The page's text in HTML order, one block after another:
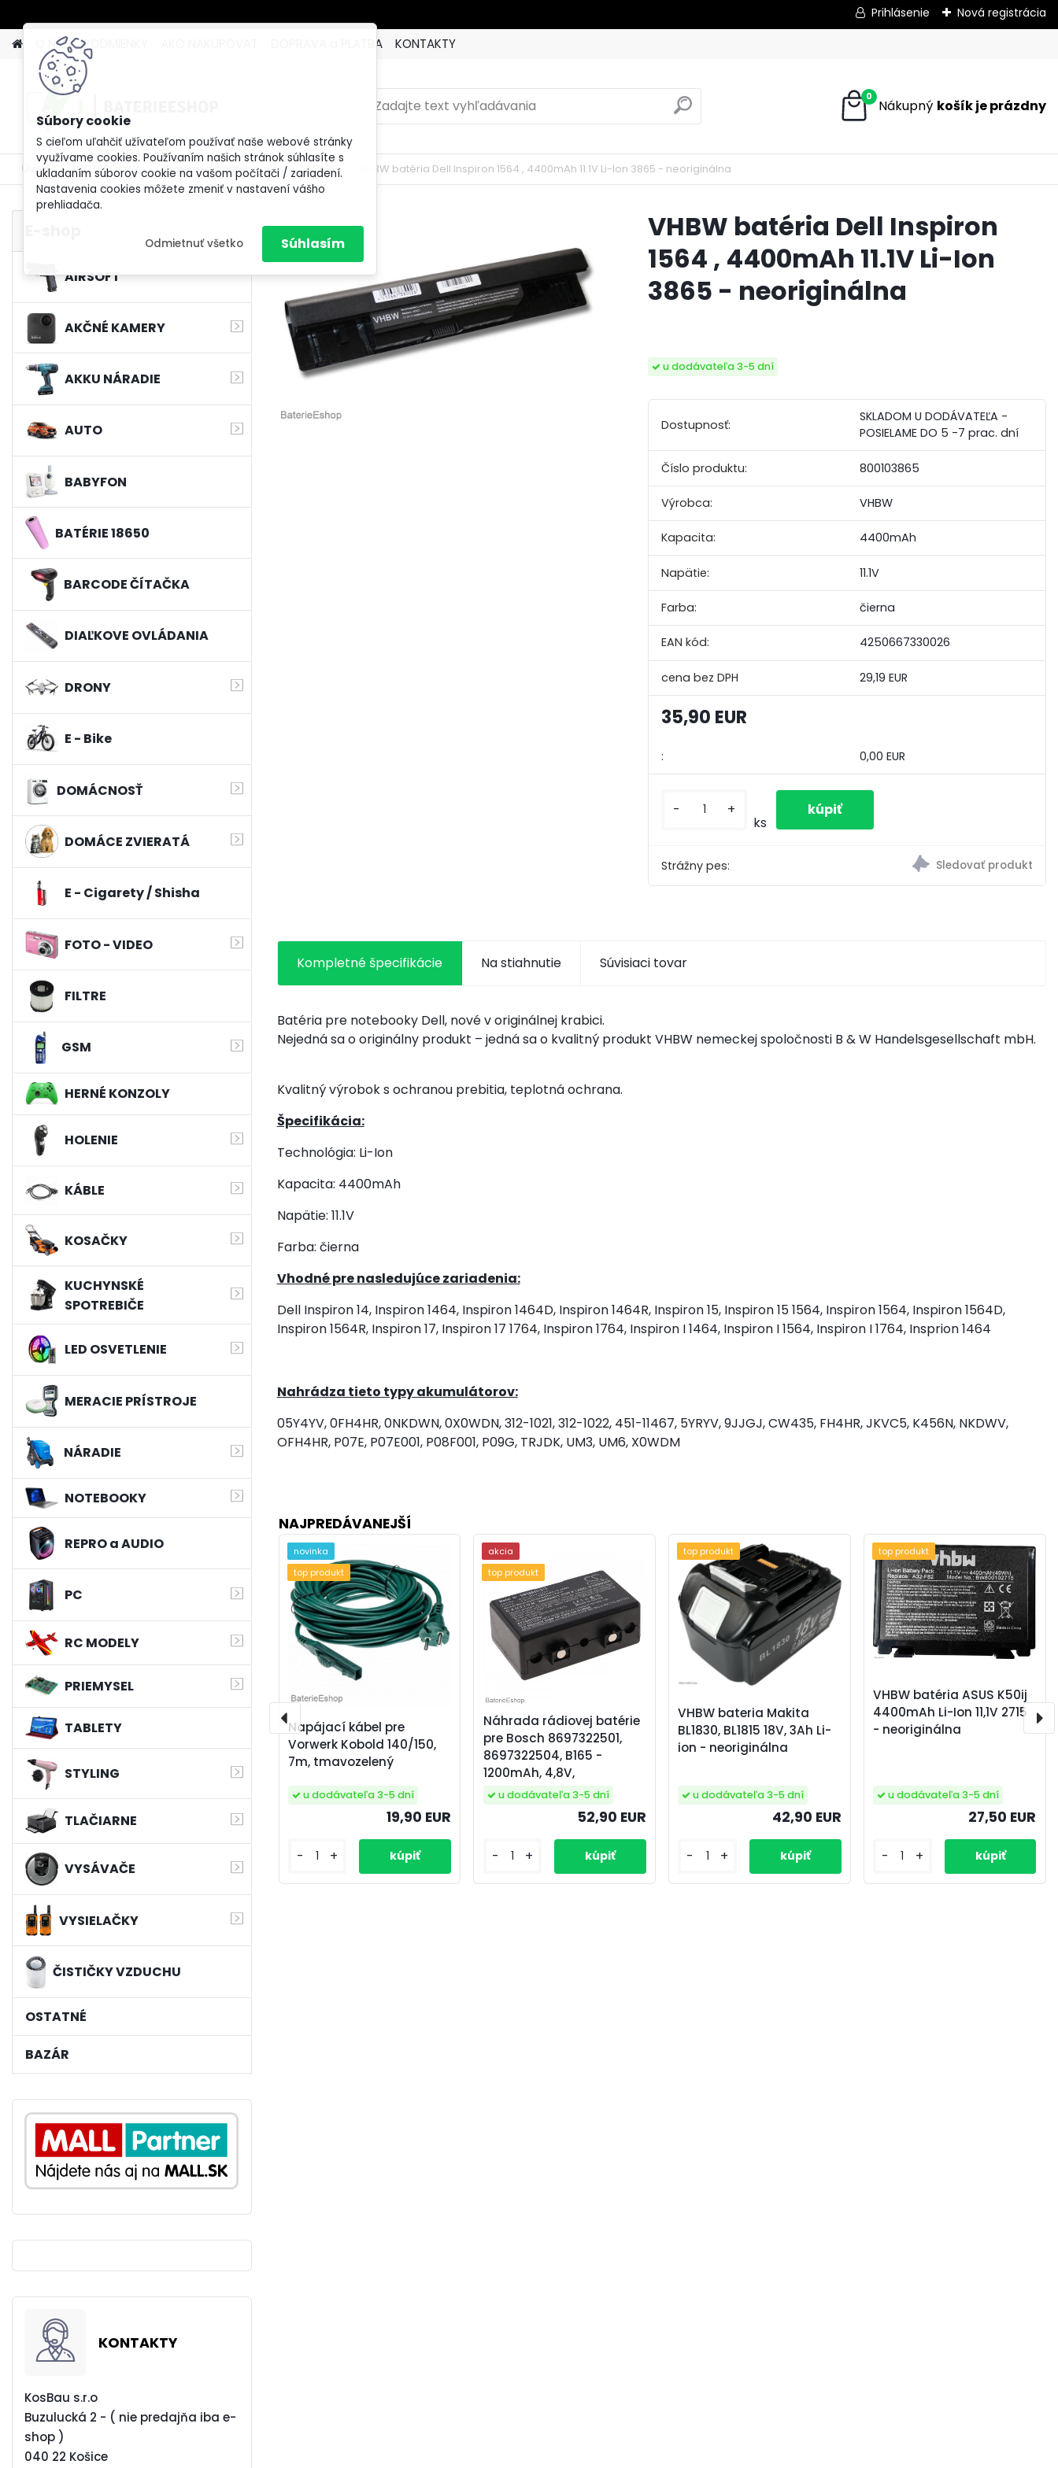
S cieľom uľahčiť užívateľom používať naše webové stránky
využívame cookies. Používaním našich stránok súhlasíte s
ukladaním súborov cookie na vašom počítači / zariadení.
Nastavenia cookies môžete zmeniť v nastavení vášho
prehliadača.
Odmietnuť všetko Súhlasím
Prihlásenie Nová registrácia
O NÁS PODMIENKY DOPRAVA a PLATBA KONTAKTY
0
Úvod NOTEBOOKY Batérie do notebookov Dell VHBW batéria Dell Inspiron 1564 , 4400mAh 11.1V Li-Ion 3865 - neoriginálna
AIRSOFT
AKČNÉ KAMERY
AKKU NÁRADIE
AUTO
BABYFON
BATÉRIE 18650
BARCODE ČÍTAČKA
DIAĽKOVE OVLÁDANIA
DRONY
E - Bike
DOMÁCNOSŤ
DOMÁCE ZVIERATÁ
E - Cigarety / Shisha
FOTO - VIDEO
FILTRE
GSM
HERNÉ KONZOLY
HOLENIE
KÁBLE
KOSAČKY
KUCHYNSKÉ
SPOTREBIČE
LED OSVETLENIE
MERACIE PRÍSTROJE
NÁRADIE
NOTEBOOKY
REPRO a AUDIO
PC
RC MODELY
PRIEMYSEL
TABLETY
STYLING
TLAČIARNE
VYSÁVAČE
VYSIELAČKY
ČISTIČKY VZDUCHU
OSTATNÉ
BAZÁR
KONTAKTY
KosBau s.r.o
Buzulucká 2 - ( nie predajňa iba e-
shop )
040 22 Košice
VHBW batéria Dell Inspiron
1564 , 4400mAh 11.1V Li-Ion
3865 - neoriginálna
u dodávateľa 3-5 dní
Dostupnosť:
SKLADOM U DODÁVATEĽA -
POSIELAME DO 5 -7 prac. dní
Číslo produktu: 800103865
Výrobca: VHBW
Kapacita: 4400mAh
Napätie: 11.1V
Farba: čierna
EAN kód: 4250667330026
29,19 EUR
35,90 EUR
: 0,00 EUR
Strážny pes:
- +
ks
Kompletné špecifikácie Na stiahnutie Súvisiaci tovar
Batéria pre notebooky Dell, nové v originálnej krabici.
Nejedná sa o originálny produkt – jedná sa o kvalitný produkt VHBW nemeckej spoločnosti B & W Handelsgesellschaft mbH.
Kvalitný výrobok s ochranou prebitia, teplotná ochrana.
Špecifikácia:
Technológia: Li-Ion
Kapacita: 4400mAh
Napätie: 11.1V
Farba: čierna
Vhodné pre nasledujúce zariadenia:
Dell Inspiron 14, Inspiron 1464, Inspiron 1464D, Inspiron 1464R, Inspiron 15, Inspiron 15 1564, Inspiron 1564, Inspiron 1564D,
Inspiron 1564R, Inspiron 17, Inspiron 17 1764, Inspiron 1764, Inspiron I 1464, Inspiron I 1564, Inspiron I 1764, Insprion 1464
Nahrádza tieto typy akumulátorov:
05Y4YV, 0FH4HR, 0NKDWN, 0X0WDN, 312-1021, 312-1022, 451-11467, 5YRYV, 9JJGJ, CW435, FH4HR, JKVC5, K456N, NKDWV,
OFH4HR, P07E, P07E001, P08F001, P09G, TRJDK, UM3, UM6, X0WDM
NAJPREDÁVANEJŠÍ
Napájací kábel pre
Vorwerk Kobold 140/150,
7m, tmavozelený
19,90 EUR
- +
u dodávateľa 3-5 dní
novinka
top produkt
Náhrada rádiovej batérie
pre Bosch 8697322501,
8697322504, B165 -
1200mAh, 4,8V,
52,90 EUR
- +
u dodávateľa 3-5 dní
akcia
top produkt
VHBW bateria Makita
BL1830, BL1815 18V, 3Ah Li-
ion - neoriginálna
42,90 EUR
- +
u dodávateľa 3-5 dní
top produkt
VHBW batéria ASUS K50ij
4400mAh Li-Ion 11,1V 2715
- neoriginálna
27,50 EUR
- +
u dodávateľa 3-5 dní
top produkt